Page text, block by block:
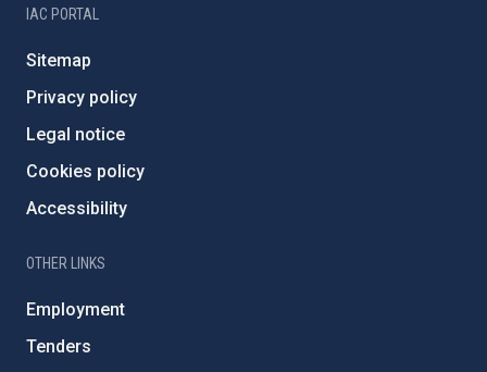
IAC PORTAL
Sitemap
Privacy policy
Legal notice
Cookies policy
Accessibility
OTHER LINKS
Employment
Tenders